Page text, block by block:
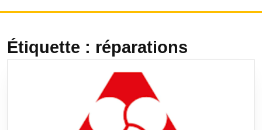
Étiquette : réparations